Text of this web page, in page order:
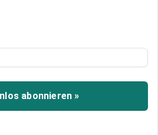
KI-Rausch: US-
an den globalen
drastisch zu. Angetrieben
abonnieren »